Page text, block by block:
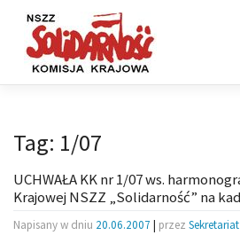
content
Tag: 1/07
UCHWAŁA KK nr 1/07 ws.
Krajowej NSZZ „Solidarność” na
Napisany w dniu 20.06.2007 | przez